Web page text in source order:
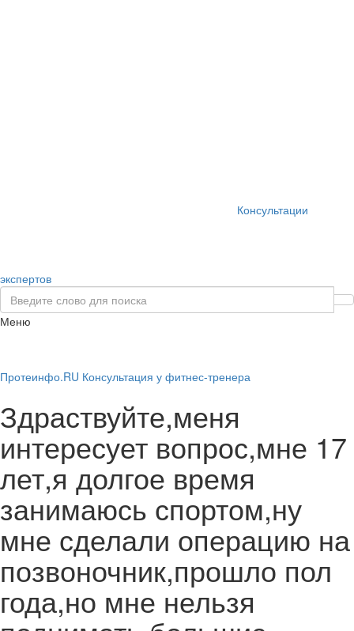
Консультации
экспертов
Меню
Протеинфо.RU Консультация у фитнес-тренера
Здраствуйте,меня
интересует вопрос,мне 17
лет,я долгое время
занимаюсь спортом,ну
мне сделали операцию на
позвоночник,прошло пол
года,но мне нельзя